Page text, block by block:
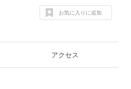
お気に入りに追加
アクセス